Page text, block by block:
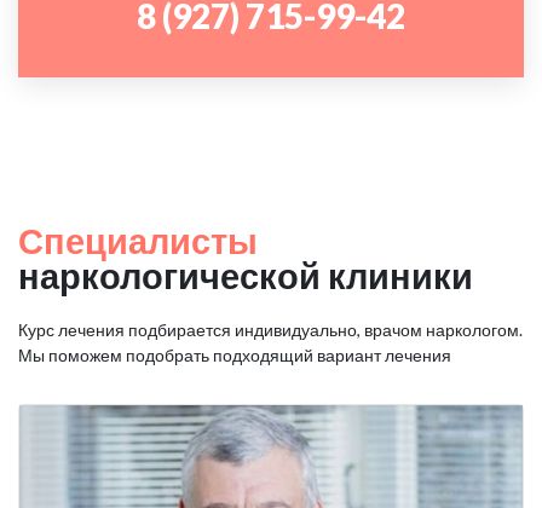
8 (927) 715-99-42
Специалисты
наркологической клиники
Курс лечения подбирается индивидуально, врачом наркологом.
Мы поможем подобрать подходящий вариант лечения